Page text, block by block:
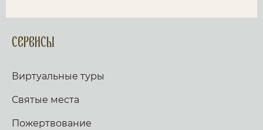
Сервисы
Виртуальные туры
Святые места
Пожертвование